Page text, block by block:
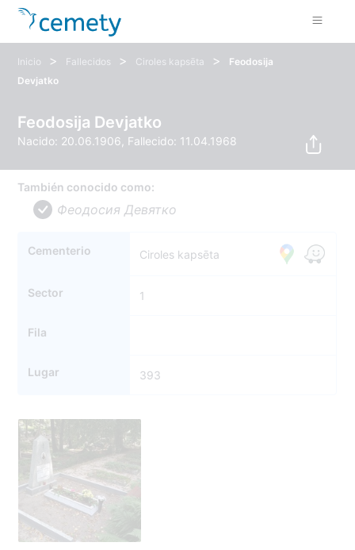
Inicio > Fallecidos > Ciroles kapsēta >
Feodosija
Devjatko
Feodosija Devjatko
Nacido: 20.06.1906, Fallecido: 11.04.1968
También conocido como:
Феодосия Девятко
Cementerio Ciroles kapsēta
Sector 1
Fila
Lugar 393
391